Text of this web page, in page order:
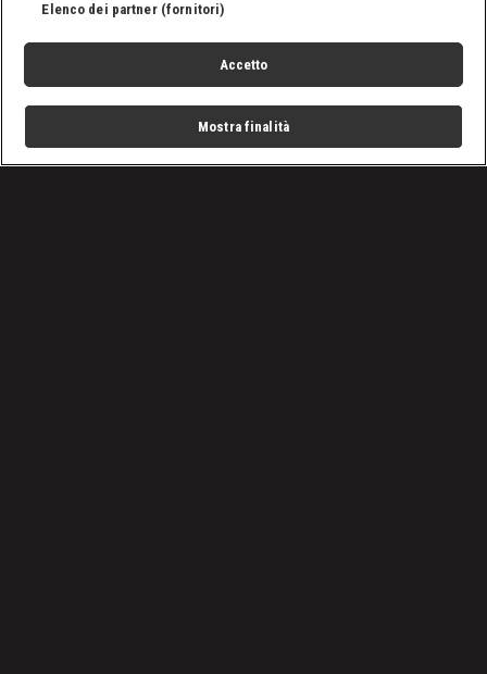
Elenco dei partner (fornitori)
Accetto
Mostra finalità